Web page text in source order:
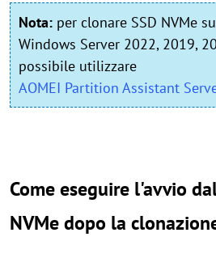
Nota: per clonare SSD NVMe
Windows Server 2022, 2019,
possibile utilizzare
AOMEI Partition Assistant
Come eseguire l'avvio
NVMe dopo la